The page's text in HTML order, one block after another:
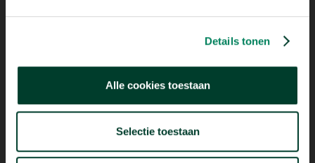
Details tonen
Alle cookies toestaan
Selectie toestaan